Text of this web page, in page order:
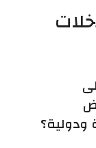
ودولية؟